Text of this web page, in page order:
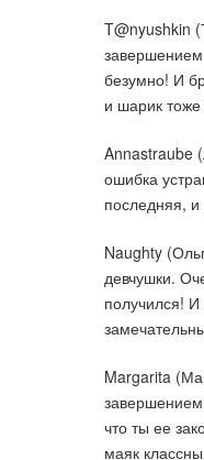
T@nyushkin
безумно! И
и шарик
Annastraube
ошибка
последняя, и
Naughty
девчушки.
получился!
Margarita
что ты ее
маяк